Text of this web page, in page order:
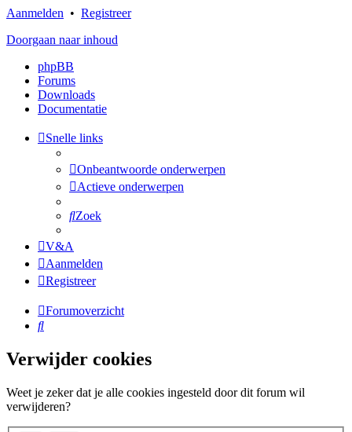
Aanmelden • Registreer
Doorgaan naar inhoud
phpBB
Forums
Downloads
Documentatie
Snelle links
Onbeantwoorde onderwerpen
Actieve onderwerpen
Zoek
V&A
Aanmelden
Registreer
Forumoverzicht
Zoek
Verwijder cookies
Weet je zeker dat je alle cookies ingesteld door dit forum wil
verwijderen?